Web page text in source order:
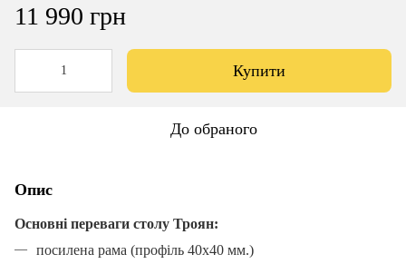
11 990 грн
Купити
До обраного
Опис
Основні переваги столу Троян:
посилена рама (профіль 40х40 мм.)